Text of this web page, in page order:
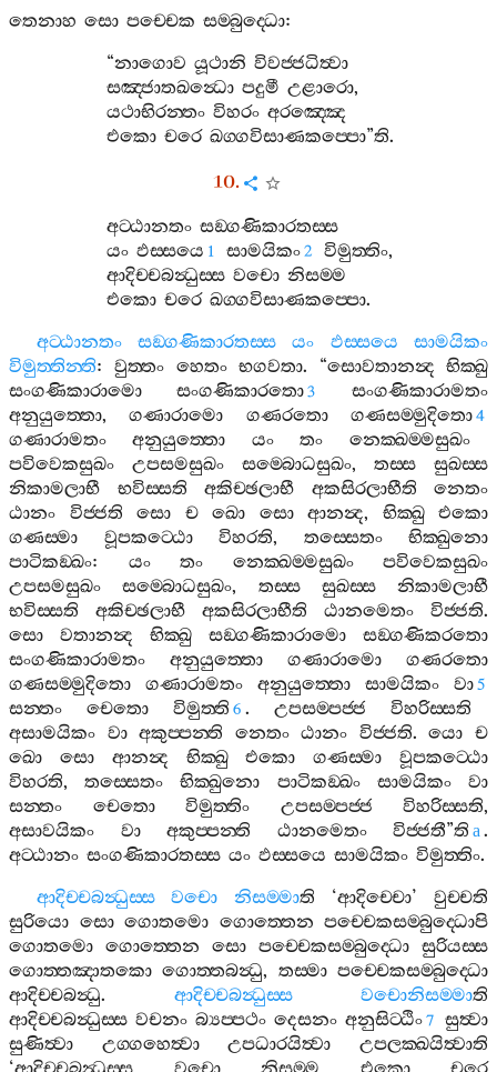
තෙනාහ සො පච‍්චෙක සම‍්බුද‍්ධො:
“නාගොව යූථානි විවජ‍්ජධිත්‍වා
සඤ‍්ජාතඛන්‍ධො පදුමී උළාරො,
යථාභිරන‍්තං විහරං අරඤ‍්ඤෙ
එකො චරෙ ඛග‍්ගවිසාණකප‍්පො”ති.
10.
අට‍්ඨානතං සඞ‍්ගණිකාරතස‍්ස
යං ඵස‍්සයෙ 1 සාමයිකං2 විමුත‍්තිං,
ආදිච‍්චබන්‍ධුස‍්ස වචො නිසම‍්ම
එකො චරෙ ඛග‍්ගවිසාණකප‍්පො.
අට‍්ඨානතං
සඞ‍්ගණිකාරතස‍්ස යං ඵස‍්සයෙ
සාමයිකං
විමුත‍්තින‍්ති:වුත‍්තං හෙතං භගවතා. “සොවතානන්‍ද භික‍්ඛු
සංගණිකාරාමො
සංගණිකාරතො 3
සංගණිකාරාමතං
අනුයුත‍්තො,ගණාරාමො ගණරතො ගණසම‍්මුදිතො4
ගණාරාමතං අනුයුත‍්තො යං තං
නෙක‍්ඛම‍්මසුඛං
පවිවෙකසුඛං
උපසමසුඛං සම‍්බොධසුඛං, තස‍්ස
සුඛස‍්ස
නිකාමලාභී
භවිස‍්සති අකිච‍්ඡලාභී අකසිරලාභීති
නෙතං
ඨානං
විජ‍්ජති සො ච ඛො සො ආනන්‍ද, භික‍්ඛු
එකො
ගණස‍්මා
වූපකට‍්ඨො විහරති, තස‍්සෙතං
භික‍්ඛුනො
පාටිකඞ‍්ඛං: යං තං නෙක‍්ඛම‍්මසුඛං
පවිවෙකසුඛං
උපසමසුඛං
සම‍්බොධසුඛං, තස‍්ස සුඛස‍්ස
නිකාමලාභී
භවිස‍්සති
අකිච‍්ඡලාභී අකසිරලාභීති ඨානමෙතං විජ‍්ජති.
සො
වතානන්‍ද භික‍්ඛු සඞ‍්ගණිකාරාමො
සඞ‍්ගණිකරතො
සංගණිකාරාමතං
අනුයුත‍්තො ගණාරාමො
ගණරතො
ගණසම‍්මුදිතො
ගණාරාමතං අනුයුත‍්තො සාමයිකං වා5
සන‍්තං චෙතො විමුත‍්ති 6 . උපසම‍්පජ‍්ජ
විහරිස‍්සති
අසාමයිකං වා අකුප‍්පන‍්ති නෙතං ඨානං විජ‍්ජති.යො ච
ඛො
සො ආනන්‍ද භික‍්ඛු එකො ගණස‍්මා
වූපකට‍්ඨො
විහරති,තස‍්සෙතං භික‍්ඛුනො පාටිකඞ‍්ඛං සාමයිකං
වා
සන‍්තං
චෙතො විමුත‍්තිං උපසම‍්පජ‍්ජ විහරිස‍්සති,
අසාවයිකං
වා අකුප‍්පන‍්ති ඨානමෙතං විජ‍්ජතී”ති a.
අට‍්ඨානං සංගණිකාරතස‍්ස යං ඵස‍්සයෙ සාමයිකං විමුත‍්තිං.
ආදිච‍්චබන්‍ධුස‍්ස
වචො නිසම‍්මාති ‘ආදිච‍්චො’ වුච‍්චති
සුරියො සො ගොතමො ගොත‍්තෙන පච‍්චෙකසම‍්බුද‍්ධොපි
ගොතමො ගොත‍්තෙන සො පච‍්චෙකසම‍්බුද‍්ධො සුරියස‍්ස
ගොත‍්තඤාතකො ගොත‍්තබන්‍ධු, තස‍්මා පච‍්චෙකසම‍්බුද‍්ධො
ආදිච‍්චබන්‍ධු. ආදිච‍්චබන්‍ධුස‍්ස වචොනිසම‍්මාති
ආදිච‍්චබන්‍ධුස‍්ස වචනං බ්‍යප‍්පථං දෙසනං අනුසිට‍්ඨිං7 සුත්‍වා
සුණිත්‍වා
උග‍්ගහෙත්‍වා උපධාරයිත්‍වා
උපලක‍්ඛයිත්‍වාති